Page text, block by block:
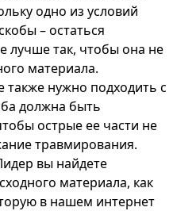
одно из условий
– остаться
лучше так, чтобы она не
материала.
также нужно подходить с
должна быть
острые ее части не
травмирования.
вы найдете
материала, как
в нашем интернет